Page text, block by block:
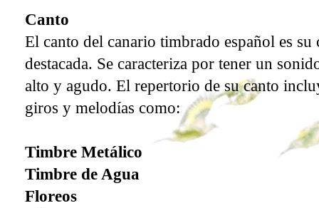
Canto
El canto del canario timbrado español es su
destacada. Se caracteriza por tener un
alto y agudo. El repertorio de su canto
giros y melodías como:
Timbre Metálico
Timbre de Agua
Floreos